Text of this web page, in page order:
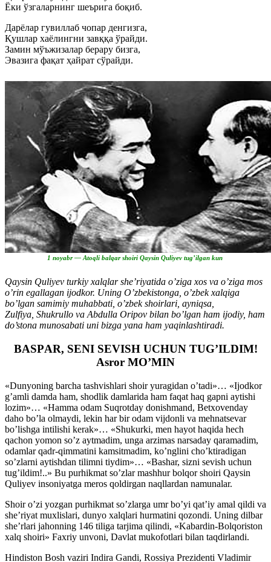
Ёки ўзгаларнинг шеърига боқиб.
Дарёлар гувиллаб чопар денгизга,
Қушлар хаёлингни завққа ўрайди.
Замин мўъжизалар берару бизга,
Эвазига фақат ҳайрат сўрайди.
1 noyabr — Atoqli balqar shoiri Qaysin Quliyev tug’ilgan kun
Qaysin Quliyev turkiy xalqlar she’riyatida o’ziga xos va o’ziga mos
o’rin egallagan ijodkor. Uning O’zbekistonga, o’zbek xalqiga
bo’lgan samimiy muhabbati, o’zbek shoirlari, ayniqsa,
Zulfiya, Shukrullo va Abdulla Oripov bilan bo’lgan ham ijodiy, ham
do’stona munosabati uni bizga yana ham yaqinlashtiradi.
BASРAR, SENI SEVISH UCHUN TUG’ILDIM!
Asror MO’MIN
«Dunyoning barcha tashvishlari shoir yuragidan o’tadi»… «Ijodkor
g’amli damda ham, shodlik damlarida ham faqat haq gapni aytishi
lozim»… «Hamma odam Suqrotday donishmand, Betxovenday
daho bo’la olmaydi, lekin har bir odam vijdonli va mehnatsevar
bo’lishga intilishi kerak»… «Shukurki, men hayot haqida hech
qachon yomon so’z aytmadim, unga arzimas narsaday qaramadim,
odamlar qadr-qimmatini kamsitmadim, ko’nglini cho’ktiradigan
so’zlarni aytishdan tilimni tiydim»… «Bashar, sizni sevish uchun
tug’ildim!..» Bu purhikmat so’zlar mashhur bolqor shoiri Qaysin
Quliyev insoniyatga meros qoldirgan naqllardan namunalar.
Shoir o’zi yozgan purhikmat so’zlarga umr bo’yi qat’iy amal qildi va
she’riyat muxlislari, dunyo xalqlari hurmatini qozondi. Uning dilbar
she’rlari jahonning 146 tiliga tarjima qilindi, «Kabardin-Bolqoriston
xalq shoiri» Faxriy unvoni, Davlat mukofotlari bilan taqdirlandi.
Hindiston Bosh vaziri Indira Gandi, Rossiya Prezidenti Vladimir